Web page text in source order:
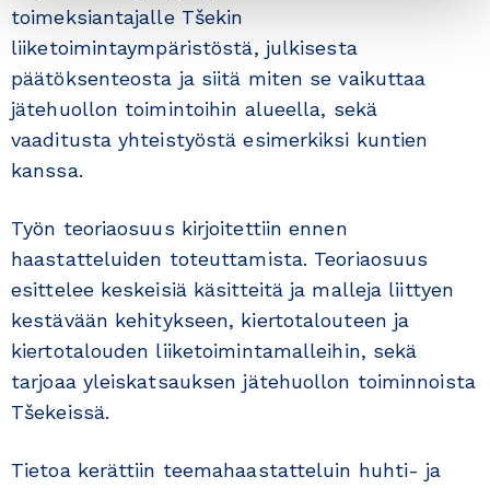
toimeksiantajalle Tšekin
liiketoimintaympäristöstä, julkisesta
päätöksenteosta ja siitä miten se vaikuttaa
jätehuollon toimintoihin alueella, sekä
vaaditusta yhteistyöstä esimerkiksi kuntien
kanssa.
Työn teoriaosuus kirjoitettiin ennen
haastatteluiden toteuttamista. Teoriaosuus
esittelee keskeisiä käsitteitä ja malleja liittyen
kestävään kehitykseen, kiertotalouteen ja
kiertotalouden liiketoimintamalleihin, sekä
tarjoaa yleiskatsauksen jätehuollon toiminnoista
Tšekeissä.
Tietoa kerättiin teemahaastatteluin huhti- ja